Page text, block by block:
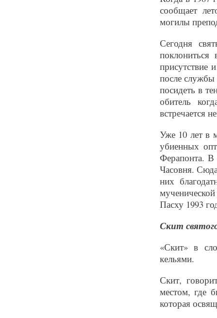
сообщает
могилы
Сегодня
присутствие
после
посидеть в
обитель
встречается
Уже 10 лет в
убиенных
Ферапонта. В
Часовня.
них
Пасху 1993
Скит
«Скит» в
кельями.
Скит,
местом, где
которая